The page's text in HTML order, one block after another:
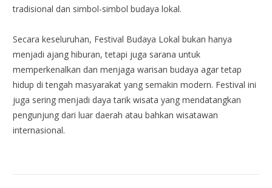
tradisional dan simbol-simbol budaya lokal.
Secara keseluruhan, Festival Budaya Lokal bukan hanya
menjadi ajang hiburan, tetapi juga sarana untuk
memperkenalkan dan menjaga warisan budaya agar tetap
hidup di tengah masyarakat yang semakin modern. Festival ini
juga sering menjadi daya tarik wisata yang mendatangkan
pengunjung dari luar daerah atau bahkan wisatawan
internasional.